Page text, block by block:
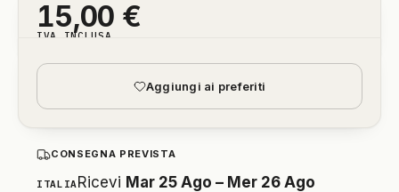
15,00 €
IVA INCLUSA
Aggiungi ai preferiti
CONSEGNA PREVISTA
ITALIA Ricevi Mar 25 Ago – Mer 26 Ago